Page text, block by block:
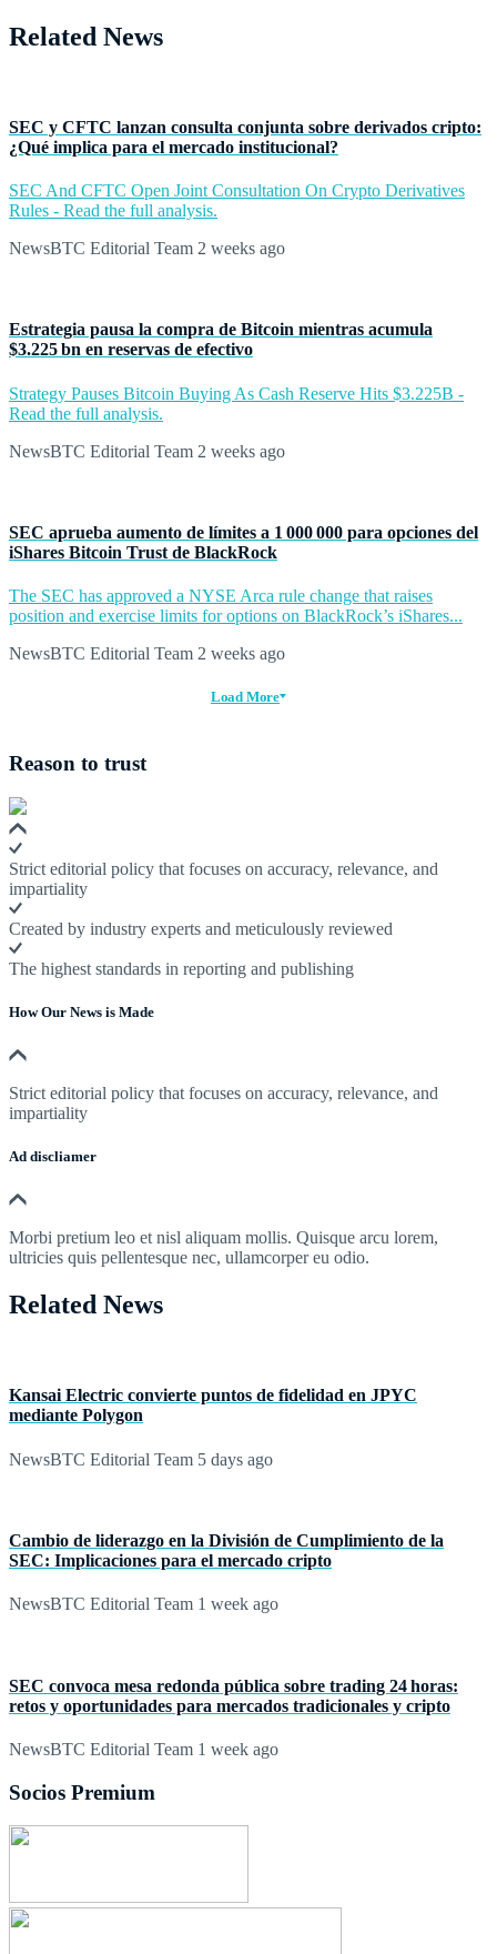
Related News
SEC y CFTC lanzan consulta conjunta sobre derivados cripto:
¿Qué implica para el mercado institucional?
SEC And CFTC Open Joint Consultation On Crypto Derivatives
Rules - Read the full analysis.
NewsBTC Editorial Team 2 weeks ago
Estrategia pausa la compra de Bitcoin mientras acumula
$3.225 bn en reservas de efectivo
Strategy Pauses Bitcoin Buying As Cash Reserve Hits $3.225B -
Read the full analysis.
NewsBTC Editorial Team 2 weeks ago
SEC aprueba aumento de límites a 1 000 000 para opciones del
iShares Bitcoin Trust de BlackRock
The SEC has approved a NYSE Arca rule change that raises
position and exercise limits for options on BlackRock’s iShares...
NewsBTC Editorial Team 2 weeks ago
Load More
Reason to trust
Strict editorial policy that focuses on accuracy, relevance, and
impartiality
Created by industry experts and meticulously reviewed
The highest standards in reporting and publishing
How Our News is Made
Strict editorial policy that focuses on accuracy, relevance, and
impartiality
Ad discliamer
Morbi pretium leo et nisl aliquam mollis. Quisque arcu lorem,
ultricies quis pellentesque nec, ullamcorper eu odio.
Related News
Kansai Electric convierte puntos de fidelidad en JPYC
mediante Polygon
NewsBTC Editorial Team 5 days ago
Cambio de liderazgo en la División de Cumplimiento de la
SEC: Implicaciones para el mercado cripto
NewsBTC Editorial Team 1 week ago
SEC convoca mesa redonda pública sobre trading 24 horas:
retos y oportunidades para mercados tradicionales y cripto
NewsBTC Editorial Team 1 week ago
Socios Premium